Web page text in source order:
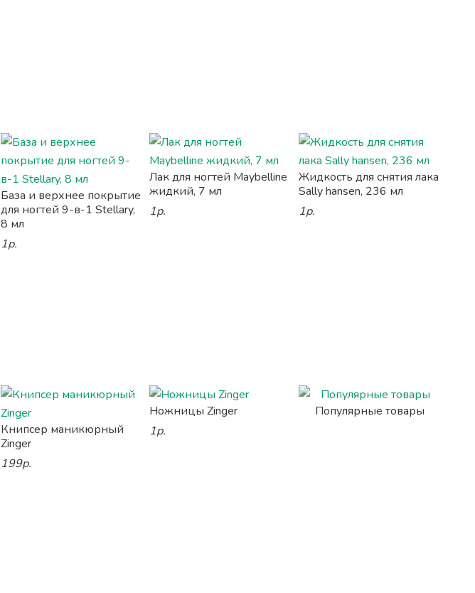
База и верхнее покрытие
для ногтей 9-в-1 Stellary,
8 мл
1р.
Лак для ногтей Maybelline
жидкий, 7 мл
1р.
Жидкость для снятия лака
Sally hansen, 236 мл
1р.
Книпсер маникюрный
Zinger
199р.
Ножницы Zinger
1р.
Популярные товары